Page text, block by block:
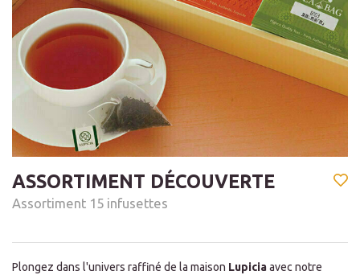
ASSORTIMENT DÉCOUVERTE
Assortiment 15 infusettes
Plongez dans l'univers raffiné de la maison Lupiciaavec notre